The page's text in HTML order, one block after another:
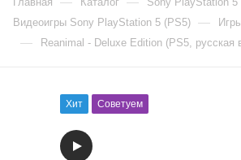
Видеоигры Sony PlayStation 5 (PS5) —
— Reanimal - Deluxe Edition (PS5, русская
Хит Советуем